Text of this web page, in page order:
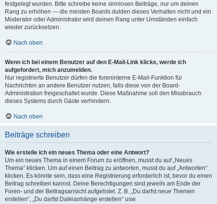
festgelegt wurden. Bitte schreibe keine sinnlosen Beiträge, nur um deinen
Rang zu erhöhen — die meisten Boards dulden dieses Verhalten nicht und ein
Moderator oder Administrator wird deinen Rang unter Umständen einfach
wieder zurücksetzen.
Nach oben
Wenn ich bei einem Benutzer auf den E-Mail-Link klicke, werde ich
aufgefordert, mich anzumelden.
Nur registrierte Benutzer dürfen die foreninterne E-Mail-Funktion für
Nachrichten an andere Benutzer nutzen, falls diese von der Board-
Administration freigeschaltet wurde. Diese Maßnahme soll den Missbrauch
dieses Systems durch Gäste verhindern.
Nach oben
Beiträge schreiben
Wie erstelle ich ein neues Thema oder eine Antwort?
Um ein neues Thema in einem Forum zu eröffnen, musst du auf „Neues
Thema“ klicken. Um auf einen Beitrag zu antworten, musst du auf „Antworten“
klicken. Es könnte sein, dass eine Registrierung erforderlich ist, bevor du einen
Beitrag schreiben kannst. Deine Berechtigungen sind jeweils am Ende der
Foren- und der Beitragsansicht aufgelistet. Z. B. „Du darfst neue Themen
erstellen“, „Du darfst Dateianhänge erstellen“ usw.